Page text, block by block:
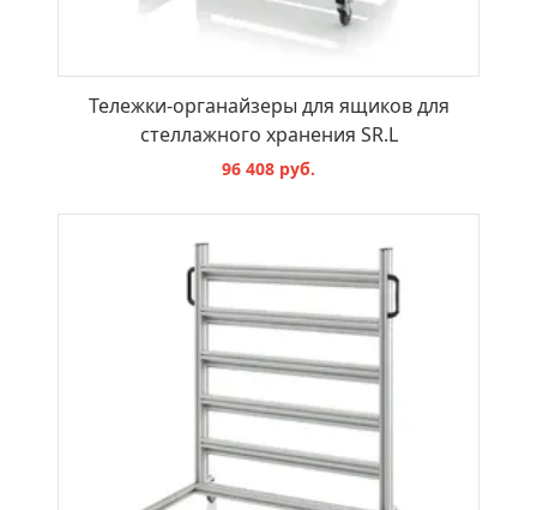
Тележки-органайзеры для ящиков для
стеллажного хранения SR.L
96 408 руб.